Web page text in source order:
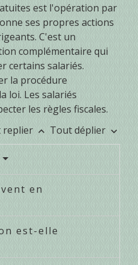
est l'opération par
ses propres actions
C'est un
complémentaire qui
certains salariés.
la procédure
loi. Les salariés
les règles fiscales.
replier keyboard_arrow_up Tout déplier keyboard_arrow_down
en
est-elle